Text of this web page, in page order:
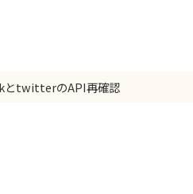
とtwitterのAPI再確認